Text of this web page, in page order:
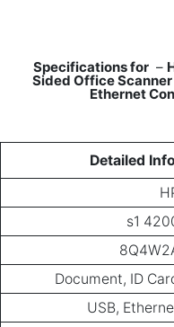
–
Sided Office
Ethernet
Detailed Info
4200
Document, ID
USB,